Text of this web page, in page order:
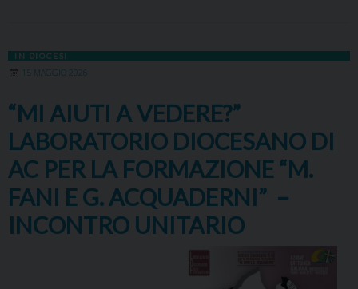
IN DIOCESI
15 MAGGIO 2026
“MI AIUTI A VEDERE?”
LABORATORIO DIOCESANO DI
AC PER LA FORMAZIONE “M.
FANI E G. ACQUADERNI” –
INCONTRO UNITARIO